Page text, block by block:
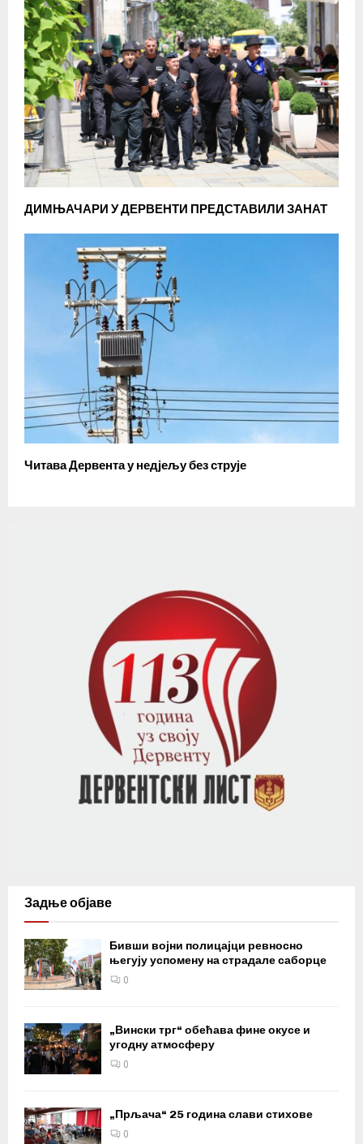
ДИМЊАЧАРИ У ДЕРВЕНТИ ПРЕДСТАВИЛИ ЗАНАТ
Читава Дервента у недјељу без струје
Задње објаве
Бивши војни полицајци ревносно
његују успомену на страдале саборце
0
„Вински трг“ обећава фине окусе и
угодну атмосферу
0
„Прљача“ 25 година слави стихове
0